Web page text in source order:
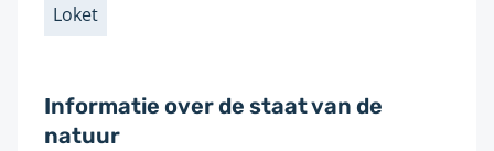
n
Labels
Loket
Informatie over de staat van de
natuur